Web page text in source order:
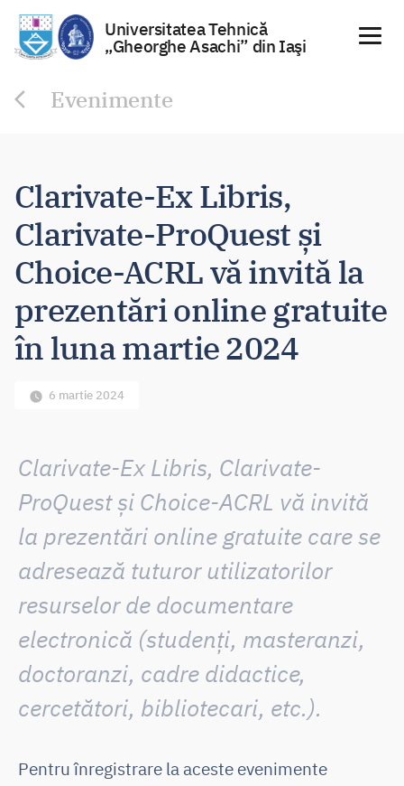
Universitatea Tehnică
„Gheorghe Asachi” din Iaşi
Evenimente
Clarivate-Ex Libris,
Clarivate-ProQuest și
Choice-ACRL vă invită la
prezentări online gratuite
în luna martie 2024
6 martie 2024
Clarivate-Ex Libris, Clarivate-
ProQuest și Choice-ACRL vă invită
la prezentări online gratuite care se
adresează tuturor utilizatorilor
resurselor de documentare
electronică (studenți, masteranzi,
doctoranzi, cadre didactice,
cercetători, bibliotecari, etc.).
Pentru înregistrare la aceste evenimente